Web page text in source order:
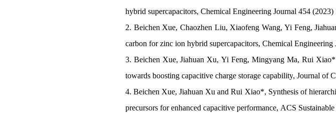
hybrid supercapacitors, Chemical Engineering Journal 454 (2023)
2. Beichen Xue, Chaozhen Liu, Xiaofeng Wang, Yi Feng,
carbon for zinc ion hybrid supercapacitors, Chemical
3. Beichen Xue, Jiahuan Xu, Yi Feng, Mingyang Ma, Rui Xiao*
towards boosting capacitive charge storage capability, Journal of
4. Beichen Xue, Jiahuan Xu and Rui Xiao*, Synthesis of
precursors for enhanced capacitive performance, ACS